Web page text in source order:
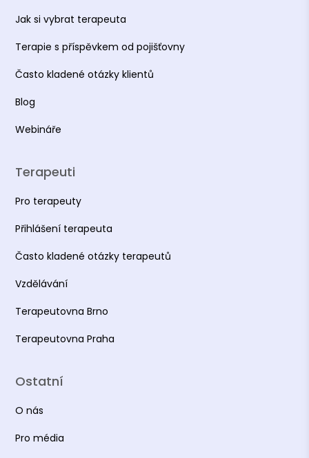
Jak si vybrat terapeuta
Terapie s příspěvkem od pojišťovny
Často kladené otázky klientů
Blog
Webináře
Terapeuti
Pro terapeuty
Přihlášení terapeuta
Často kladené otázky terapeutů
Vzdělávání
Terapeutovna Brno
Terapeutovna Praha
Ostatní
O nás
Pro média